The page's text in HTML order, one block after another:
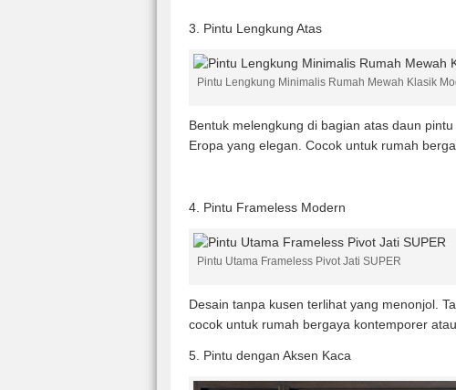
3. Pintu Lengkung Atas
Pintu Lengkung Minimalis Rumah Mewah Klasik
Bentuk melengkung di bagian atas daun
Eropa yang elegan. Cocok untuk rumah
4. Pintu Frameless Modern
Pintu Utama Frameless Pivot Jati SUPER
Desain tanpa kusen terlihat yang menonjol.
cocok untuk rumah bergaya kontemporer
5. Pintu dengan Aksen Kaca